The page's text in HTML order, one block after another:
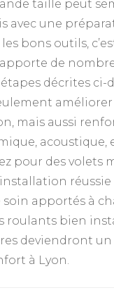
taille peut
avec une
bons outils,
de
décrites ci-
améliorer
mais aussi
acoustique,
pour des volets
réussie
apportés à
roulants bien
deviendront
à Lyon.